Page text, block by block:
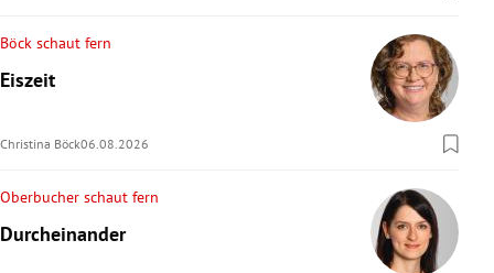
Böck schaut fern
Eiszeit
Christina Böck06.08.2026
Oberbucher schaut fern
Durcheinander